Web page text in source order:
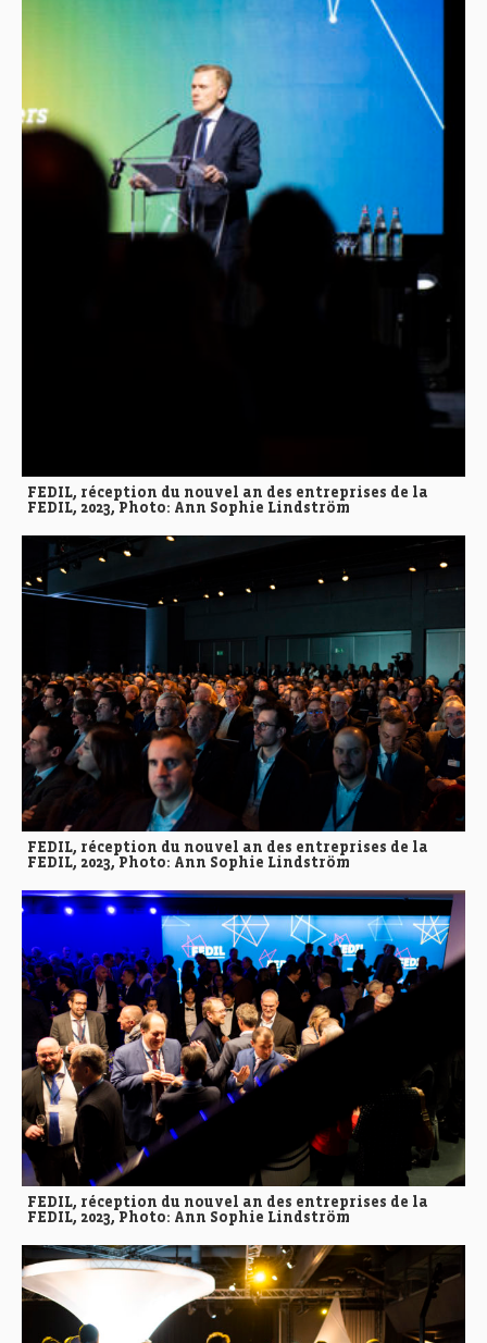
FEDIL, réception du nouvel an des entreprises de la
FEDIL, 2023, Photo: Ann Sophie Lindström
FEDIL, réception du nouvel an des entreprises de la
FEDIL, 2023, Photo: Ann Sophie Lindström
FEDIL, réception du nouvel an des entreprises de la
FEDIL, 2023, Photo: Ann Sophie Lindström